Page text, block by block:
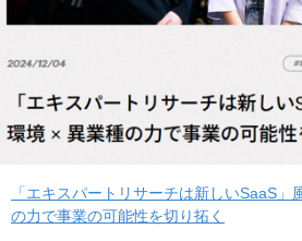
「エキスパートリサーチは新しいSaaS
の力で事業の可能性を切り拓く